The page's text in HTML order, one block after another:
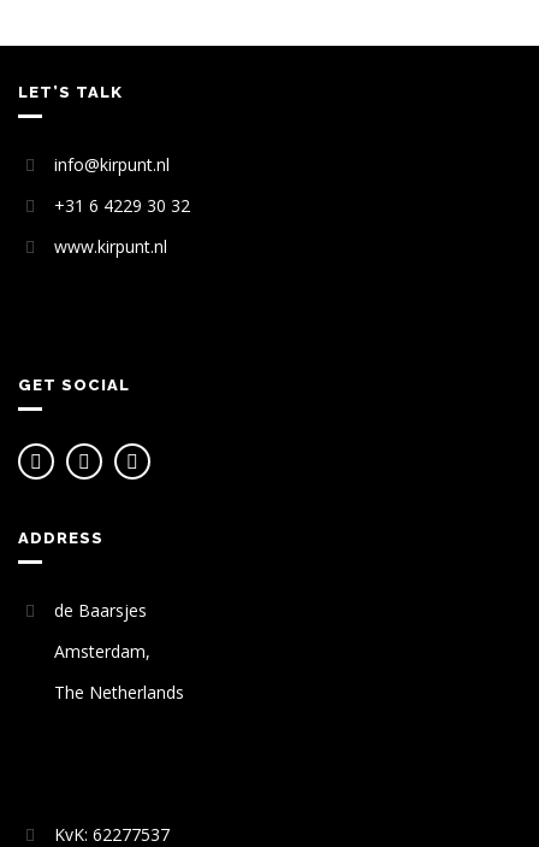
LET’S TALK
info@kirpunt.nl
+31 6 4229 30 32
www.kirpunt.nl
GET SOCIAL
ADDRESS
de Baarsjes
Amsterdam,
The Netherlands
KvK: 62277537